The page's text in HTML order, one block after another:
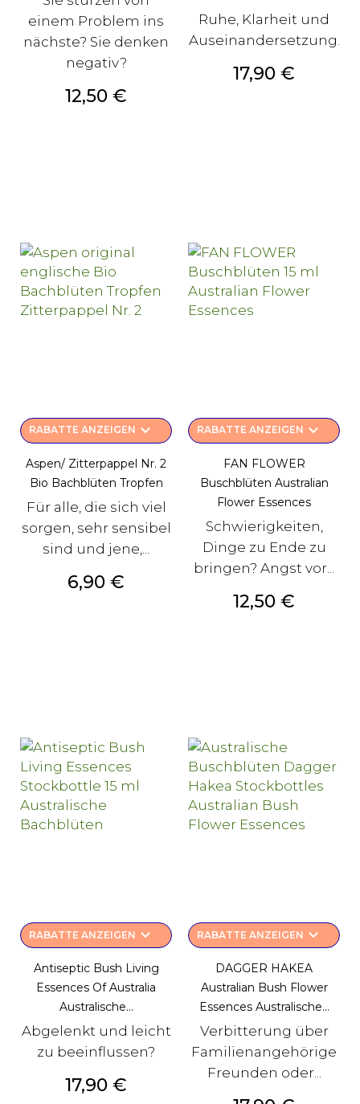
einem Problem ins
nächste? Sie denken
negativ?
Preis
12,50 €
Ruhe, Klarheit und
Auseinandersetzung.
Preis
17,90 €
RABATTE ANZEIGEN keyboard_arrow_down
Aspen/ Zitterpappel Nr. 2
Bio Bachblüten Tropfen
Für alle, die sich viel
sorgen, sehr sensibel
sind und jene,...
Preis
6,90 €
RABATTE ANZEIGEN keyboard_arrow_down
FAN FLOWER
Buschblüten Australian
Flower Essences
Schwierigkeiten,
Dinge zu Ende zu
bringen? Angst vor...
Preis
12,50 €
RABATTE ANZEIGEN keyboard_arrow_down
Antiseptic Bush Living
Essences Of Australia
Australische...
Abgelenkt und leicht
zu beeinflussen?
Preis
17,90 €
RABATTE ANZEIGEN keyboard_arrow_down
DAGGER HAKEA
Australian Bush Flower
Essences Australische...
Verbitterung über
Familienangehörige
Freunden oder...